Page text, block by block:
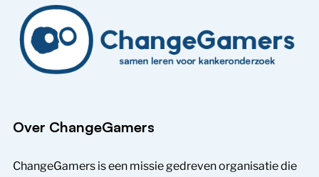
Over ChangeGamers
ChangeGamers is een missie gedreven organisatie die